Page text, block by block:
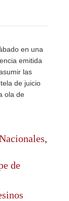
en una
emitida
las
de juicio
ola de
,
de